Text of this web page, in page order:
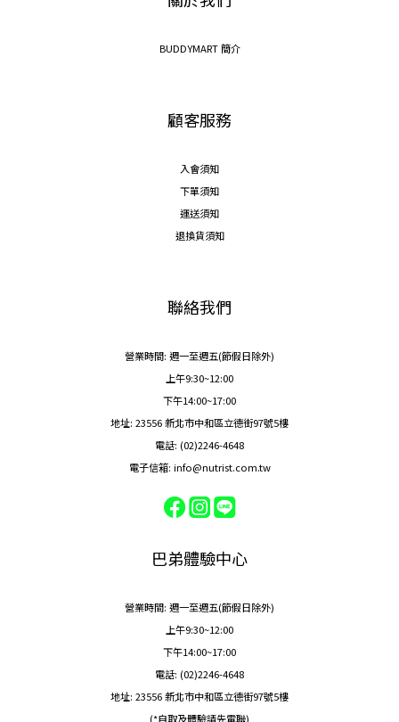
BUDDYMART 簡介
顧客服務
入會須知
下單須知
運送須知
退換貨須知
聯絡我們
營業時間: 週一至週五(節假日除外)
上午9:30~12:00
下午14:00~17:00
地址: 23556 新北市中和區立德街97號5樓
電話: (02)2246-4648
電子信箱: info@nutrist.com.tw
巴弟體驗中心
營業時間: 週一至週五(節假日除外)
上午9:30~12:00
下午14:00~17:00
電話: (02)2246-4648
地址: 23556 新北市中和區立德街97號5樓
(*自取及體驗請先電聯)